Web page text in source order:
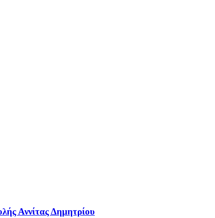
Αννίτας Δημητρίου